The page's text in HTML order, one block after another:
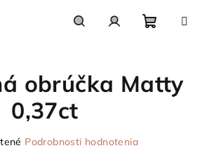
košík
obrúčka Matty
0,37ct
Podrobnosti hodnotenia